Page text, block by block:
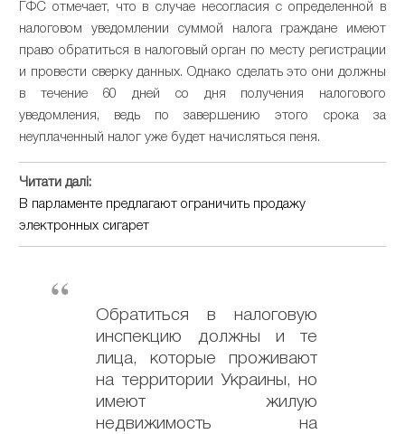
ГФС отмечает, что в случае несогласия с определенной в
налоговом уведомлении суммой налога граждане имеют
право обратиться в налоговый орган по месту регистрации
и провести сверку данных. Однако сделать это они должны
в течение 60 дней со дня получения налогового
уведомления, ведь по завершению этого срока за
неуплаченный налог уже будет начисляться пеня.
Читати далі:
В парламенте предлагают ограничить продажу
электронных сигарет
Обратиться в налоговую
инспекцию должны и те
лица, которые проживают
на территории Украины, но
имеют жилую
недвижимость на